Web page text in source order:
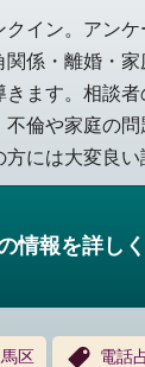
イン。アンケ
係・離婚・
ます。相談
倫や家庭の
には大変良
情報を詳し
区 電話